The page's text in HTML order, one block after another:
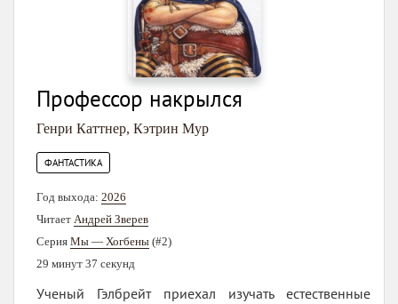
Профессор накрылся
Генри Каттнер, Кэтрин Мур
ФАНТАСТИКА
Год выхода: 2026
Читает Андрей Зверев
Серия Мы — Хогбены (#2)
29 минут 37 секунд
Ученый Гэлбрейт приехал изучать естественные